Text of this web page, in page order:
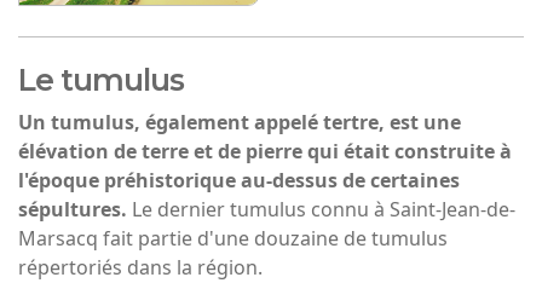
Le tumulus
Un tumulus, également appelé tertre, est une
élévation de terre et de pierre qui était construite à
l'époque préhistorique au-dessus de certaines
sépultures. Le dernier tumulus connu à Saint-Jean-de-
Marsacq fait partie d'une douzaine de tumulus
répertoriés dans la région.